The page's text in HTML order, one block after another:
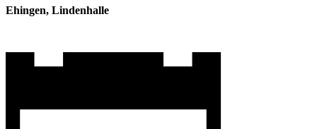
Ehingen, Lindenhalle